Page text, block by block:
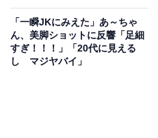
「一瞬JKにみえた」あ～ちゃ
ん、美脚ショットに反響「足細
すぎ！！！」「20代に見える
し マジヤバイ」